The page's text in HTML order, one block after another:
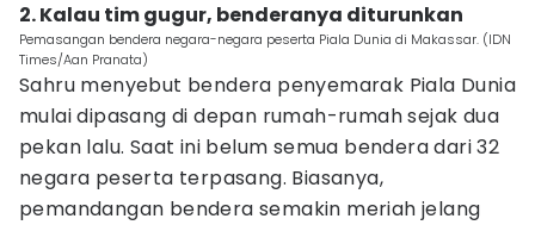
2. Kalau tim gugur, benderanya diturunkan
Pemasangan bendera negara-negara peserta Piala Dunia di Makassar. (IDN
Times/Aan Pranata)
Sahru menyebut bendera penyemarak Piala Dunia
mulai dipasang di depan rumah-rumah sejak dua
pekan lalu. Saat ini belum semua bendera dari 32
negara peserta terpasang. Biasanya,
pemandangan bendera semakin meriah jelang